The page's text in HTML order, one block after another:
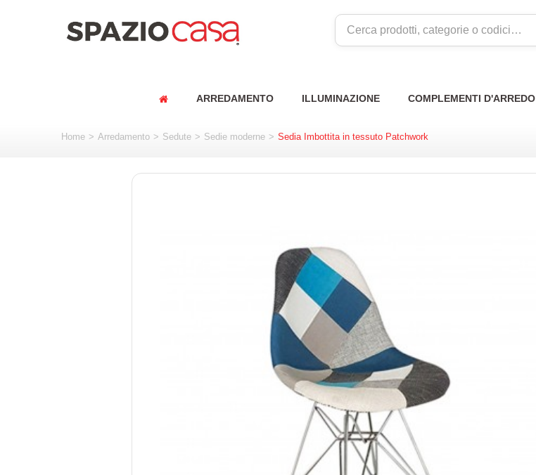
ARREDAMENTO ILLUMINAZIONE COMPLEMENTI D'ARREDO
Home > Arredamento > Sedute > Sedie moderne > Sedia Imbottita in tessuto Patchwork